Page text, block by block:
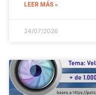
LEER MÁS »
24/07/2026